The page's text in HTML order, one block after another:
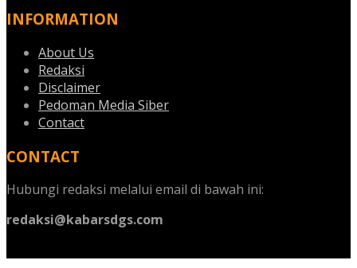
INFORMATION
About Us
Redaksi
Disclaimer
Pedoman Media Siber
Contact
CONTACT
Hubungi redaksi melalui email di bawah ini:
redaksi@kabarsdgs.com